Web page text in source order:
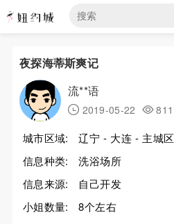
夜探海蒂斯爽记
流**语
2019-05-22 811
城市区域:
辽宁 - 大连 - 主城区
信息种类:
洗浴场所
信息来源:
自己开发
小姐数量:
8个左右